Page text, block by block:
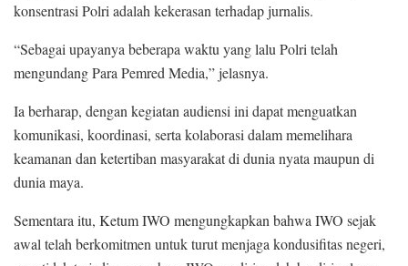
konsentrasi Polri adalah kekerasan terhadap jurnalis.
“Sebagai upayanya beberapa waktu yang lalu Polri telah
mengundang Para Pemred Media,” jelasnya.
Ia berharap, dengan kegiatan audiensi ini dapat menguatkan
komunikasi, koordinasi, serta kolaborasi dalam memelihara
keamanan dan ketertiban masyarakat di dunia nyata maupun di
dunia maya.
Sementara itu, Ketum IWO mengungkapkan bahwa IWO sejak
awal telah berkomitmen untuk turut menjaga kondusifitas negeri,